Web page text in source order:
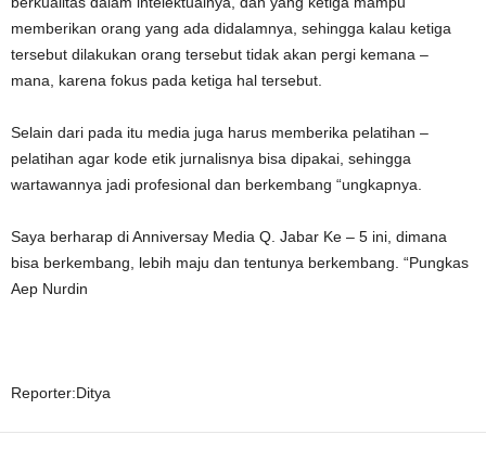
memberikan orang yang ada didalamnya, sehingga kalau ketiga
tersebut dilakukan orang tersebut tidak akan pergi kemana –
mana, karena fokus pada ketiga hal tersebut.
Selain dari pada itu media juga harus memberika pelatihan –
pelatihan agar kode etik jurnalisnya bisa dipakai, sehingga
wartawannya jadi profesional dan berkembang “ungkapnya.
Saya berharap di Anniversay Media Q. Jabar Ke – 5 ini, dimana
bisa berkembang, lebih maju dan tentunya berkembang. “Pungkas
Aep Nurdin
Reporter:Ditya